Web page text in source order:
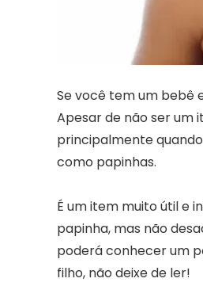
Se você tem um bebê
Apesar de não ser um
principalmente
como papinhas.
É um item muito útil e
papinha, mas não
poderá conhecer um
filho, não deixe de ler!